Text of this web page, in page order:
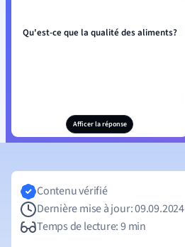
Qu'est-ce que la qualité des aliments?
Afficer la réponse
Contenu vérifié
Dernière mise à jour: 09.09.2024
Temps de lecture: 9 min